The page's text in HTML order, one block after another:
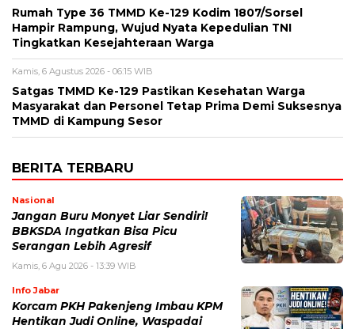
Rumah Type 36 TMMD Ke-129 Kodim 1807/Sorsel
Hampir Rampung, Wujud Nyata Kepedulian TNI
Tingkatkan Kesejahteraan Warga
Kamis, 6 Agustus 2026 - 06:15 WIB
Satgas TMMD Ke-129 Pastikan Kesehatan Warga
Masyarakat dan Personel Tetap Prima Demi Suksesnya
TMMD di Kampung Sesor
BERITA TERBARU
Nasional
Jangan Buru Monyet Liar Sendiri!
BBKSDA Ingatkan Bisa Picu
Serangan Lebih Agresif
Kamis, 6 Agu 2026 - 13:39 WIB
Info Jabar
Korcam PKH Pakenjeng Imbau KPM
Hentikan Judi Online, Waspadai